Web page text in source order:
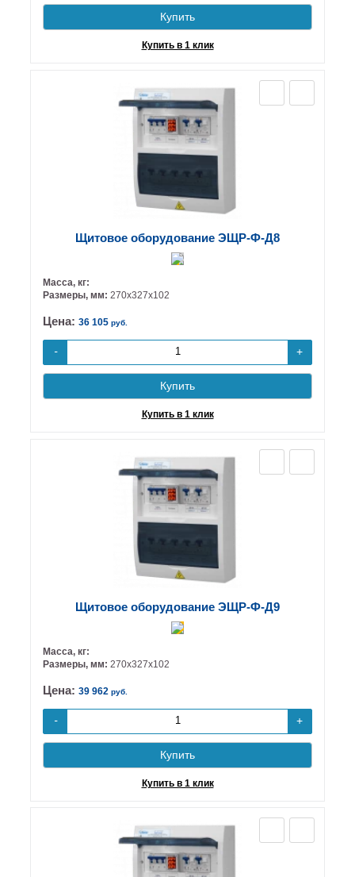
Купить
Купить в 1 клик
Щитовое оборудование ЭЩР-Ф-Д8
Масса, кг:
Размеры, мм: 270х327х102
Цена: 36 105 руб.
- +
Купить
Купить в 1 клик
Щитовое оборудование ЭЩР-Ф-Д9
Масса, кг:
Размеры, мм: 270х327х102
Цена: 39 962 руб.
- +
Купить
Купить в 1 клик